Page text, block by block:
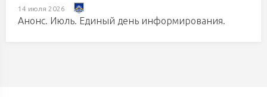
14 июля 2026
Анонс. Июль. Единый день информирования.